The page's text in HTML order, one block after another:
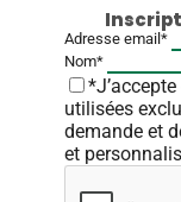
Adresse email*
Nom*
utilisées
demande et
et